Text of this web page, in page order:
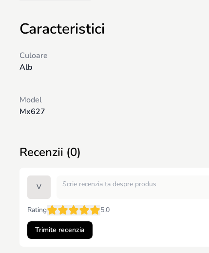
Dimensiuni:
114 × 67 × 54 cm
Caracteristici
Culoare
Alb
Model
Mx627
Recenzii (0)
V
Rating 5.0
Trimite recenzia